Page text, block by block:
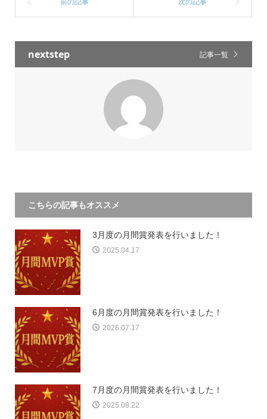
nextstep 記事一覧
こちらの記事もオススメ
3月度の月間賞発表を行いました！
2025.04.17
6月度の月間賞発表を行いました！
2026.07.17
7月度の月間賞発表を行いました！
2025.08.22